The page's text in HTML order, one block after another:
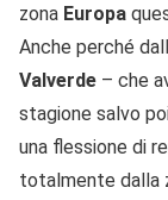
zona Europa
Anche perché
Valverde – che
stagione salvo
una flessione di
totalmente dalla